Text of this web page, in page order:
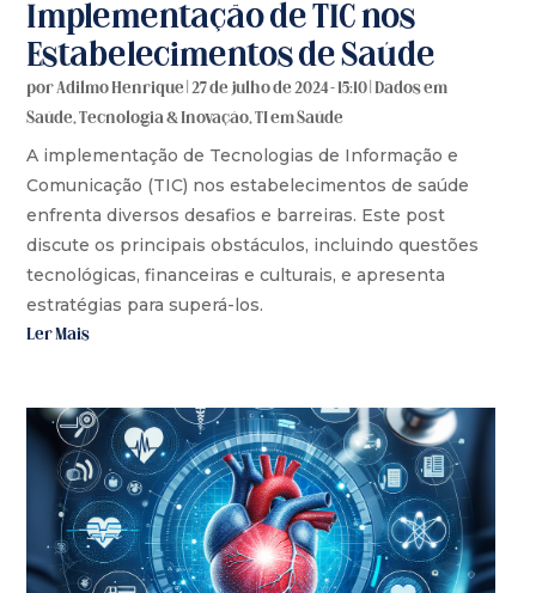
Implementação de TIC nos
Estabelecimentos de Saúde
porAdilmo Henrique|27 de julho de 2024 - 15:10|Dados em
Saúde,Tecnologia & Inovação,TI em Saúde
A implementação de Tecnologias de Informação e
Comunicação (TIC) nos estabelecimentos de saúde
enfrenta diversos desafios e barreiras. Este post
discute os principais obstáculos, incluindo questões
tecnológicas, financeiras e culturais, e apresenta
estratégias para superá-los.
Ler Mais